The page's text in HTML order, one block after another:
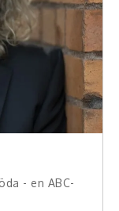
- en ABC-